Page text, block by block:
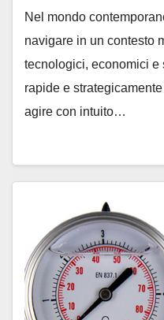
Nel mondo
navigare in un contesto
tecnologici, economici
rapide e
agire con intuito…